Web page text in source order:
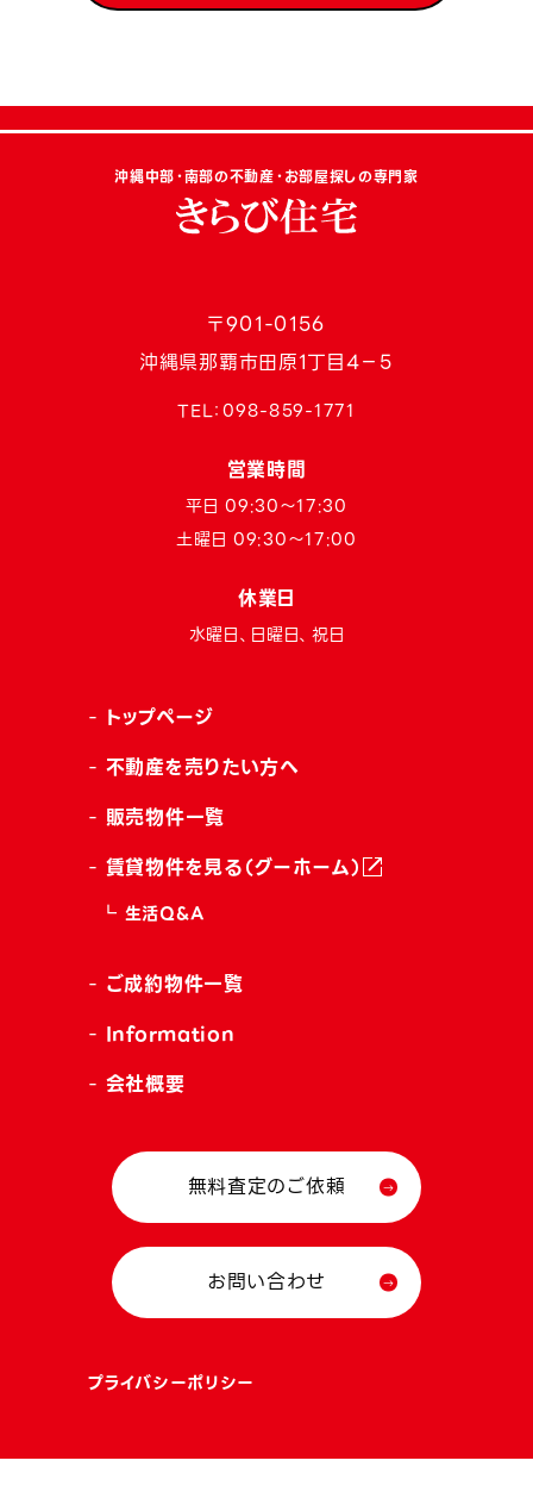
沖縄中部・南部の不動産・お部屋探しの専門家
〒901-0156
沖縄県那覇市田原1丁目4−5
TEL：098-859-1771
営業時間
平日 09:30〜17:30
土曜日 09:30〜17:00
休業日
水曜日、日曜日、祝日
トップページ
不動産を売りたい方へ
販売物件一覧
賃貸物件を見る（グーホーム）
生活Q&A
ご成約物件一覧
Information
会社概要
無料査定のご依頼
お問い合わせ
プライバシーポリシー